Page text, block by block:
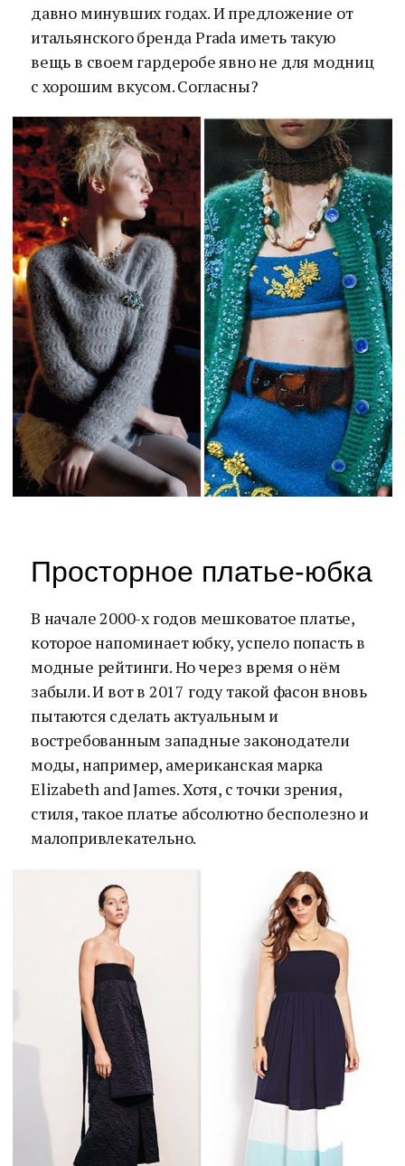
давно минувших годах. И предложение от
итальянского бренда Prada иметь такую
вещь в своем гардеробе явно не для модниц
с хорошим вкусом. Согласны?
Просторное платье-юбка
В начале 2000-х годов мешковатое платье,
которое напоминает юбку, успело попасть в
модные рейтинги. Но через время о нём
забыли. И вот в 2017 году такой фасон вновь
пытаются сделать актуальным и
востребованным западные законодатели
моды, например, американская марка
Elizabeth and James. Хотя, с точки зрения,
стиля, такое платье абсолютно бесполезно и
малопривлекательно.